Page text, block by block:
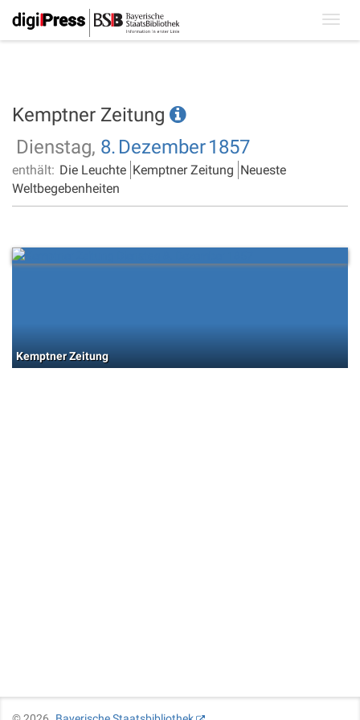
Kemptner Zeitung
Dienstag, 8. Dezember1857
enthält: Die Leuchte Kemptner Zeitung Neueste
Weltbegebenheiten
Kemptner Zeitung